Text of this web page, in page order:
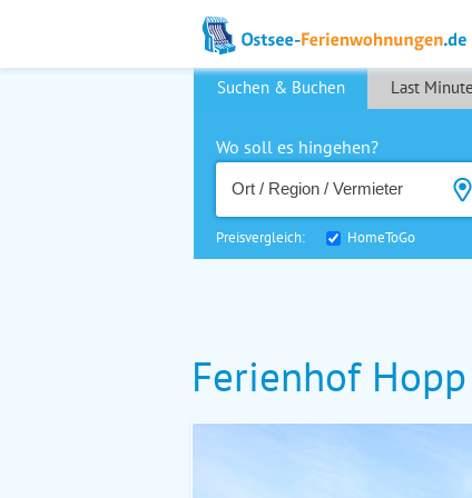
Suchen & Buchen Last Minute
Wo soll es hingehen?
Preisvergleich: HomeToGo
Ferienhof Hopp